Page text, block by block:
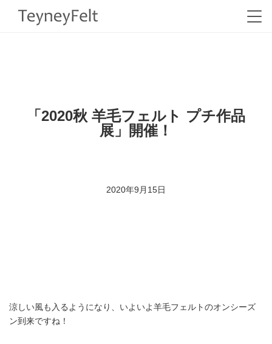
「2020秋 羊毛フェルト プチ作品
展」開催！
2020年9月15日
涼しい風も入るようになり、いよいよ羊毛フェルトのオンシーズ
ン到来ですね！